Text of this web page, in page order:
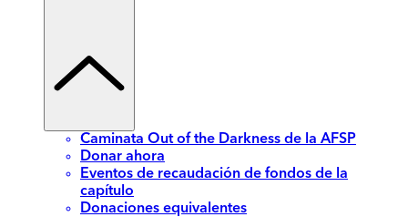
Caminata Out of the Darkness de la AFSP
Donar ahora
Eventos de recaudación de fondos de la
capítulo
Donaciones equivalentes